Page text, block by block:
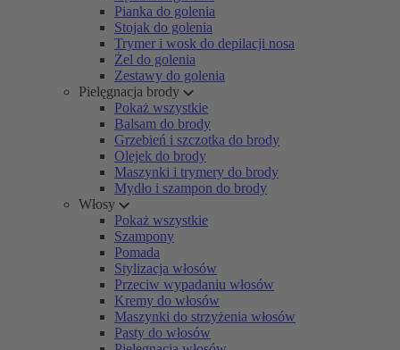
Pianka do golenia
Stojak do golenia
Trymer i wosk do depilacji nosa
Żel do golenia
Zestawy do golenia
Pielęgnacja brody
Pokaż wszystkie
Balsam do brody
Grzebień i szczotka do brody
Olejek do brody
Maszynki i trymery do brody
Mydło i szampon do brody
Włosy
Pokaż wszystkie
Szampony
Pomada
Stylizacja włosów
Przeciw wypadaniu włosów
Kremy do włosów
Maszynki do strzyżenia włosów
Pasty do włosów